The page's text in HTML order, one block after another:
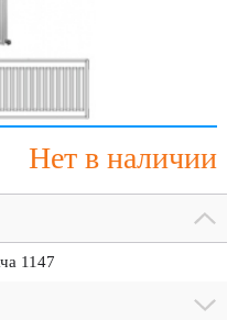
Нет в наличии
1147